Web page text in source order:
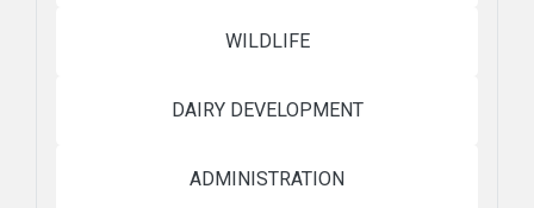
WILDLIFE
DAIRY DEVELOPMENT
ADMINISTRATION